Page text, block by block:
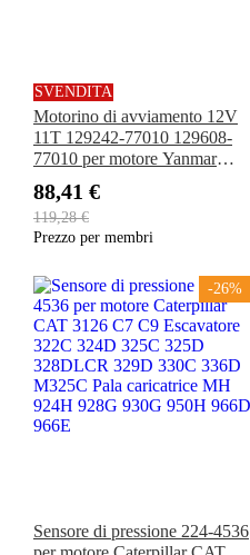
SVENDITA
Motorino di avviamento 12V
11T 129242-77010 129608-
77010 per motore Yanmar
4TNE88 2YM15 3YM20
3YM30 3JH3 3JH3E 3JH4E
4JH3E
88,41 €
119,28 €
Prezzo per membri
-26%
Sensore di pressione 224-4536